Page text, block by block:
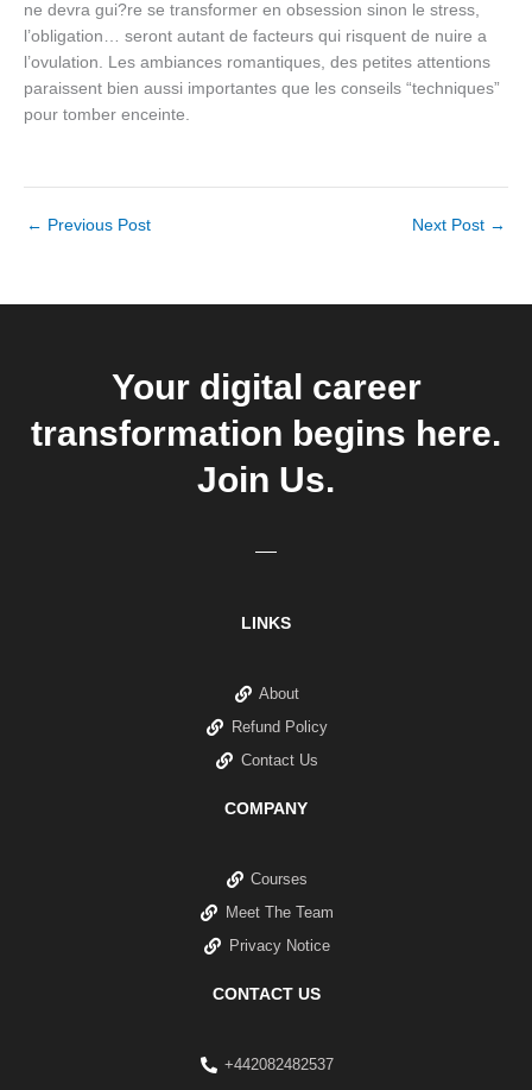
ne devra gui?re se transformer en obsession sinon le stress,
l’obligation… seront autant de facteurs qui risquent de nuire a
l’ovulation. Les ambiances romantiques, des petites attentions
paraissent bien aussi importantes que les conseils “techniques”
pour tomber enceinte.
← Previous Post Next Post →
Your digital career
transformation begins here.
Join Us.
LINKS
About
Refund Policy
Contact Us
COMPANY
Courses
Meet The Team
Privacy Notice
CONTACT US
+442082482537